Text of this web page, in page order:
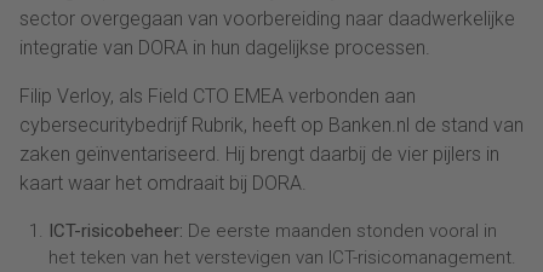
sector overgegaan van voorbereiding naar daadwerkelijke
integratie van DORA in hun dagelijkse processen.
Filip Verloy, als Field CTO EMEA verbonden aan
cybersecuritybedrijf Rubrik, heeft op Banken.nl de stand van
zaken geïnventariseerd. Hij brengt daarbij de vier pijlers in
kaart waar het omdraait bij DORA.
ICT-risicobeheer: De eerste maanden stonden vooral in
het teken van het verstevigen van ICT-risicomanagement.